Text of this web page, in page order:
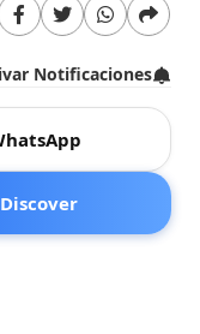
Notificaciones